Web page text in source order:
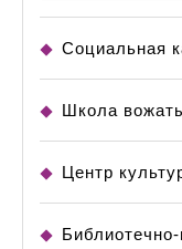
Социальная
Школа
Центр